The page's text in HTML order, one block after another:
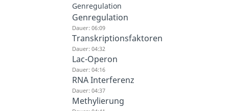
Genregulation
Genregulation
Dauer: 06:09
Transkriptionsfaktoren
Dauer: 04:32
Lac-Operon
Dauer: 04:16
RNA Interferenz
Dauer: 04:37
Methylierung